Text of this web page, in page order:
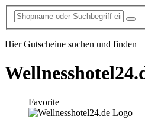
Hier Gutscheine suchen und finden
Favorite